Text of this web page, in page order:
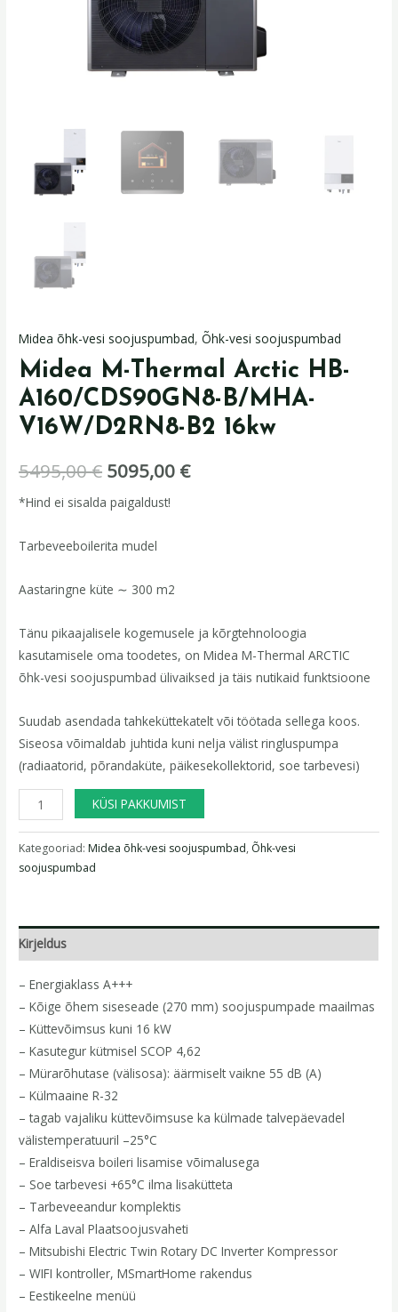
Midea õhk-vesi soojuspumbad,Õhk-vesi soojuspumbad
Midea M-Thermal Arctic HB-
A160/CDS90GN8-B/MHA-
V16W/D2RN8-B2 16kw
5495,00€ 5095,00 €
*Hind ei sisalda paigaldust!
Tarbeveeboilerita mudel
Aastaringne küte ∼ 300 m2
Tänu pikaajalisele kogemusele ja kõrgtehnoloogia
kasutamisele oma toodetes, on Midea M-Thermal ARCTIC
õhk-vesi soojuspumbad ülivaiksed ja täis nutikaid funktsioone
Suudab asendada tahkeküttekatelt või töötada sellega koos.
Siseosa võimaldab juhtida kuni nelja välist ringluspumpa
(radiaatorid, põrandaküte, päikesekollektorid, soe tarbevesi)
KÜSI PAKKUMIST
Kategooriad:Midea õhk-vesi soojuspumbad, Õhk-vesi
soojuspumbad
Kirjeldus
– Energiaklass A+++
– Kõige õhem siseseade (270 mm) soojuspumpade maailmas
– Küttevõimsus kuni 16 kW
– Kasutegur kütmisel SCOP 4,62
– Mürarõhutase (välisosa): äärmiselt vaikne 55 dB (A)
– Külmaaine R-32
– tagab vajaliku küttevõimsuse ka külmade talvepäevadel
välistemperatuuril –25°C
– Eraldiseisva boileri lisamise võimalusega
– Soe tarbevesi +65°C ilma lisakütteta
– Tarbeveeandur komplektis
– Alfa Laval Plaatsoojusvaheti
– Mitsubishi Electric Twin Rotary DC Inverter Kompressor
– WIFI kontroller, MSmartHome rakendus
– Eestikeelne menüü